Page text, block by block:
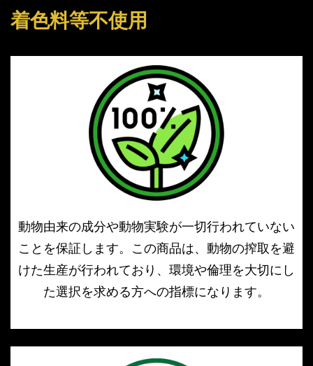
着色料等不使用
動物由来の成分や動物実験が一切行われていない
ことを保証します。この商品は、動物の搾取を避
けた生産が行われており、環境や倫理を大切にし
た選択を求める方への指標になります。